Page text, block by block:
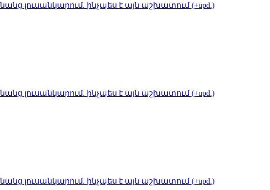
լուսանկարում. ինչպես է այն աշխատում (+upd.)
լուսանկարում. ինչպես է այն աշխատում (+upd.)
լուսանկարում. ինչպես է այն աշխատում (+upd.)